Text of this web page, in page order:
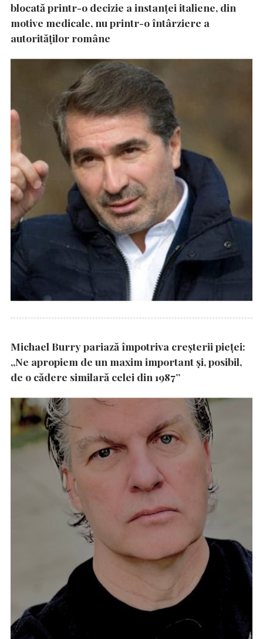
blocată printr-o decizie a instanţei italiene, din
motive medicale, nu printr-o întârziere a
autorităţilor române
Michael Burry pariază împotriva creșterii pieței:
„Ne apropiem de un maxim important și, posibil,
de o cădere similară celei din 1987”